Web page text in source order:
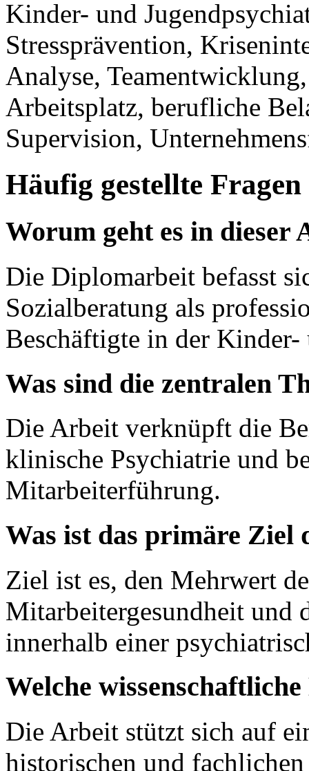
Kinder- und
Stressprävention,
Analyse,
Arbeitsplatz, berufliche
Supervision,
Häufig gestellte Fragen
Worum geht es in dieser
Die Diplomarbeit befasst
Sozialberatung als
Beschäftigte in der Kinder-
Was sind die zentralen
Die Arbeit verknüpft die
klinische Psychiatrie und
Mitarbeiterführung.
Was ist das primäre Ziel
Ziel ist es, den Mehrwert
Mitarbeitergesundheit und
innerhalb einer
Welche
Die Arbeit stützt sich auf
historischen und